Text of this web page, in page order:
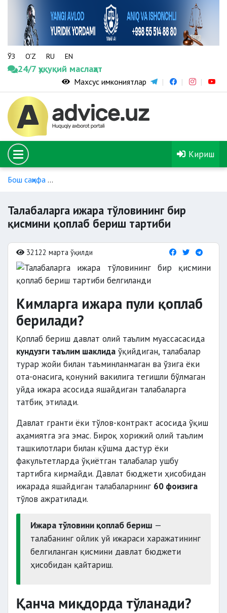
ЎЗ O‘Z RU EN
24/7 ҳуқуқий маслаҳат
Махсус имкониятлар
Кириш
Бош саҳифа
Талабаларга ижара тўловининг бир
қисмини қоплаб бериш тартиби
32122 марта ўқилди
Кимларга ижара пули қоплаб
берилади?
Қоплаб бериш давлат олий таълим муассасасида
кундузги таълим шаклида ўқийдиган, талабалар
турар жойи билан таъминланмаган ва ўзига ёки
ота-онасига, қонуний вакилига тегишли бўлмаган
уйда ижара асосида яшайдиган талабаларга
татбиқ этилади.
Давлат гранти ёки тўлов-контракт асосида ўқиш
аҳамиятга эга эмас. Бироқ хорижий олий таълим
ташкилотлари билан қўшма дастур ёки
факультетларда ўқиётган талабалар ушбу
тартибга кирмайди. Давлат бюджети ҳисобидан
ижарада яшайдиган талабаларнинг 60 фоизига
тўлов ажратилади.
Ижара тўловини қоплаб бериш —
талабанинг ойлик уй ижараси харажатининг
белгиланган қисмини давлат бюджети
ҳисобидан қайтариш.
Қанча миқдорда тўланади?